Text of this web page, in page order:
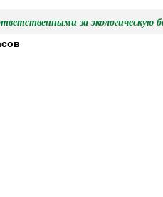
за экологическую